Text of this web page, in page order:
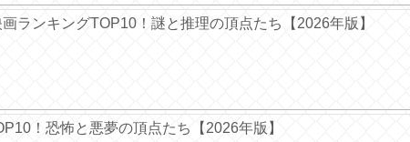
ランキングTOP10！謎と推理の頂点たち【2026年版】
！恐怖と悪夢の頂点たち【2026年版】